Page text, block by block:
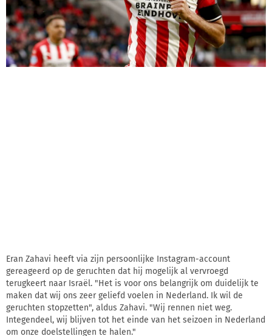
Eran Zahavi heeft via zijn persoonlijke Instagram-account
gereageerd op de geruchten dat hij mogelijk al vervroegd
terugkeert naar Israël. "Het is voor ons belangrijk om duidelijk te
maken dat wij ons zeer geliefd voelen in Nederland. Ik wil de
geruchten stopzetten", aldus Zahavi. "Wij rennen niet weg.
Integendeel, wij blijven tot het einde van het seizoen in Nederland
om onze doelstellingen te halen."